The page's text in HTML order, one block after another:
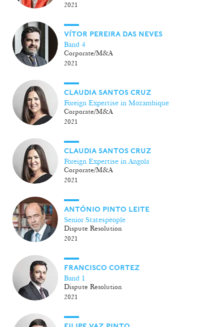
2021
VÍTOR PEREIRA DAS NEVES
Band 4
Corporate/M&A
2021
CLAUDIA SANTOS CRUZ
Foreign Expertise in Mozambique
Corporate/M&A
2021
CLAUDIA SANTOS CRUZ
Foreign Expertise in Angola
Corporate/M&A
2021
ANTÓNIO PINTO LEITE
Senior Statespeople
Dispute Resolution
2021
FRANCISCO CORTEZ
Band 1
Dispute Resolution
2021